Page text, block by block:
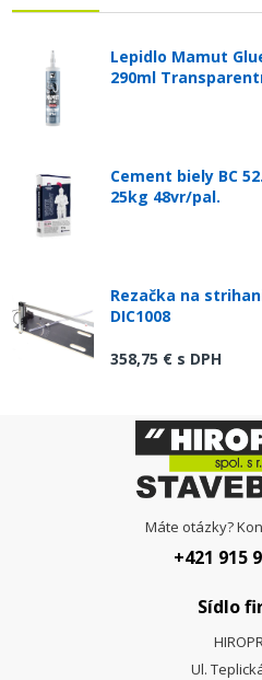
Lepidlo Mamut
290ml
Cement biely BC
25kg 48vr/pal.
Rezačka na
DIC1008
358,75 € s DPH
Máte otázky?
+421 915
Sídlo
Ul.